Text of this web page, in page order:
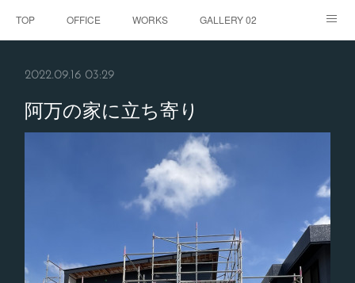
TOP OFFICE WORKS GALLERY 02
2022.09.16 03:29
阿万の家に立ち寄り